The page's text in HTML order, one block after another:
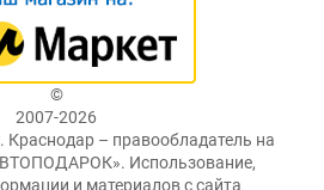
©
2007-2026
– правообладатель на
Использование,
и материалов с сайта